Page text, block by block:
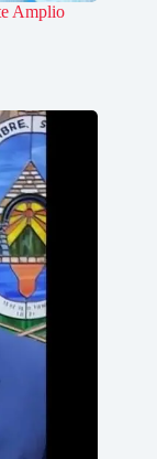
Amplio